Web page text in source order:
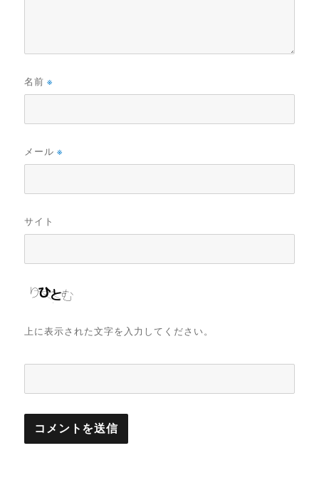
名前※
メール※
サイト
上に表示された文字を入力してください。